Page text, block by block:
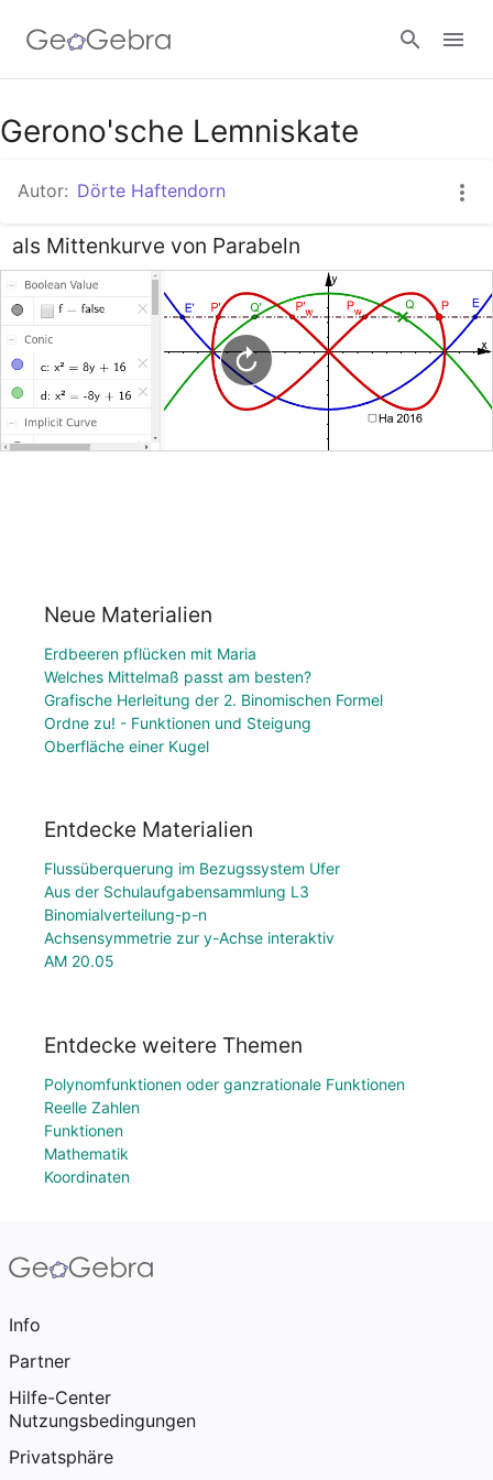
Google Classroom
GeoGebra Classroom
Gerono'sche Lemniskate
Autor: Dörte Haftendorn
als Mittenkurve von Parabeln
Neue Materialien
Erdbeeren pflücken mit Maria
Welches Mittelmaß passt am besten?
Grafische Herleitung der 2. Binomischen Formel
Ordne zu! - Funktionen und Steigung
Oberfläche einer Kugel
Entdecke Materialien
Flussüberquerung im Bezugssystem Ufer
Aus der Schulaufgabensammlung L3
Binomialverteilung-p-n
Achsensymmetrie zur y-Achse interaktiv
AM 20.05
Entdecke weitere Themen
Polynomfunktionen oder ganzrationale Funktionen
Reelle Zahlen
Funktionen
Mathematik
Koordinaten
Info
Partner
Hilfe-Center
Nutzungsbedingungen
Privatsphäre